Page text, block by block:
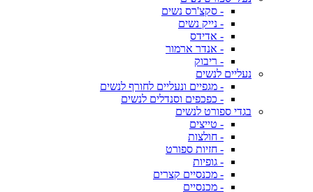
- סקצ'רס נשים
- נייק נשים
- אדידס
- אנדר ארמור
- ריבוק
נעליים לנשים
- מגפיים ונעליים לחורף לנשים
- כפכפים וסנדלים לנשים
בגדי ספורט לנשים
- טייצים
- חולצות
- חזיות ספורט
- גופיות
- מכנסיים קצרים
- מכנסיים